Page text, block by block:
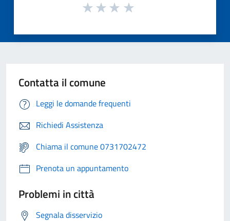
Contatta il comune
Leggi le domande frequenti
Richiedi Assistenza
Chiama il comune 0731702472
Prenota un appuntamento
Problemi in città
Segnala disservizio